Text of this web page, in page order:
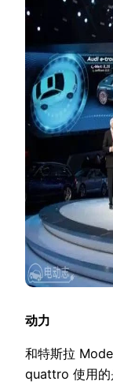
动力
和特斯拉
quattro 使用的